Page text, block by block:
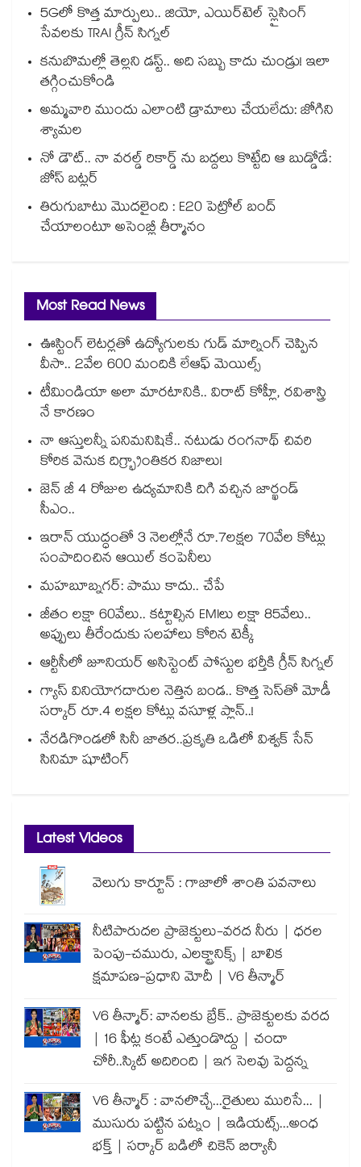
5Gలో కొత్త మార్పులు.. జియో, ఎయిర్‌టెల్ స్లైసింగ్
సేవలకు TRAI గ్రీన్ సిగ్నల్
కనుబొమల్లో తెల్లని డస్ట్.. అది సబ్బు కాదు చుండ్రు! ఇలా
తగ్గించుకోండి
అమ్మవారి ముందు ఎలాంటి డ్రామాలు చేయలేదు: జోగిని
శ్యామల
నో డౌట్.. నా వరల్డ్ రికార్డ్ ను బద్దలు కొట్టేది ఆ బుడ్డోడే:
జోస్ బట్లర్
తిరుగుబాటు మొదలైంది : E20 పెట్రోల్ బంద్
చేయాలంటూ అసెంబ్లీ తీర్మానం
Most Read News
ఊస్టింగ్ లెటర్లతో ఉద్యోగులకు గుడ్ మార్నింగ్ చెప్పిన
వీసా.. 2వేల 600 మందికి లేఆఫ్ మెయిల్స్
టీమిండియా అలా మారటానికి.. విరాట్ కోహ్లీ, రవిశాస్త్రి
నే కారణం
నా ఆస్తులన్నీ పనిమనిషికే.. నటుడు రంగనాథ్ చివరి
కోరిక వెనుక దిగ్భ్రాంతికర నిజాలు!
జెన్ జీ 4 రోజుల ఉద్యమానికి దిగి వచ్చిన జార్ఖండ్
సీఎం..
ఇరాన్ యుద్ధంతో 3 నెలల్లోనే రూ.7లక్షల 70వేల కోట్లు
సంపాదించిన ఆయిల్ కంపెనీలు
మహబూబ్నగర్: పాము కాదు.. చేపే
జీతం లక్షా 60వేలు.. కట్టాల్సిన EMIలు లక్షా 85వేలు..
అప్పులు తీరేందుకు సలహాలు కోరిన టెక్కీ
ఆర్టీసీలో జూనియర్ అసిస్టెంట్‌‌ పోస్టుల భర్తీకి గ్రీన్‌‌ సిగ్నల్
గ్యాస్ వినియోగదారుల నెత్తిన బండ.. కొత్త సెస్‌తో మోడీ
సర్కార్ రూ.4 లక్షల కోట్లు వసూళ్ల ప్లాన్..!
నేరడిగొండలో సినీ జాతర..ప్రకృతి ఒడిలో విశ్వక్ సేన్
సినిమా షూటింగ్
Latest Videos
వెలుగు కార్టూన్ : గాజాలో శాంతి పవనాలు
నీటిపారుదల ప్రాజెక్టులు-వరద నీరు | ధరల
పెంపు-చమురు, ఎలక్ట్రానిక్స్ | బాలిక
క్షమాపణ-ప్రధాని మోదీ | V6 తీన్మార్
V6 తీన్మార్: వానలకు బ్రేక్.. ప్రాజెక్టులకు వరద
| 16 ఫీట్ల కంటే ఎత్తుండొద్దు | చందా
చోరీ..స్కిట్ అదిరింది | ఇగ సెలవు పెద్దన్న
V6 తీన్మార్ : వానలొచ్చే...రైతులు మురిసే... |
ముసురు పట్టిన పట్నం | ఇడియట్స్...అంధ
భక్త్ | సర్కార్ బడిలో చికెన్ బిర్యానీ